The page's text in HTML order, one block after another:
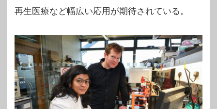
再生医療など幅広い応用が期待されている。